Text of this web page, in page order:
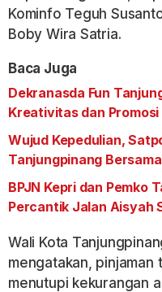
Kominfo Teguh
Boby Wira Satria.
Baca Juga
Dekranasda Fun
Kreativitas dan Promosi
Wujud Kepedulian,
Tanjungpinang
BPJN Kepri dan Pemko
Percantik Jalan Aisyah
Wali Kota
mengatakan,
menutupi kekurangan